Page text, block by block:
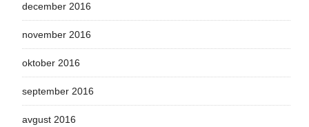
december 2016
november 2016
oktober 2016
september 2016
avgust 2016